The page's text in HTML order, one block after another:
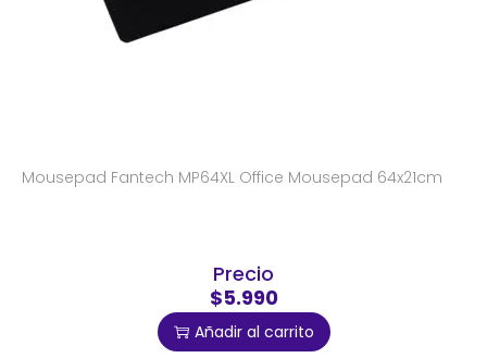
Mousepad Fantech MP64XL Office Mousepad 64x21cm
Precio
$5.990
Añadir al carrito